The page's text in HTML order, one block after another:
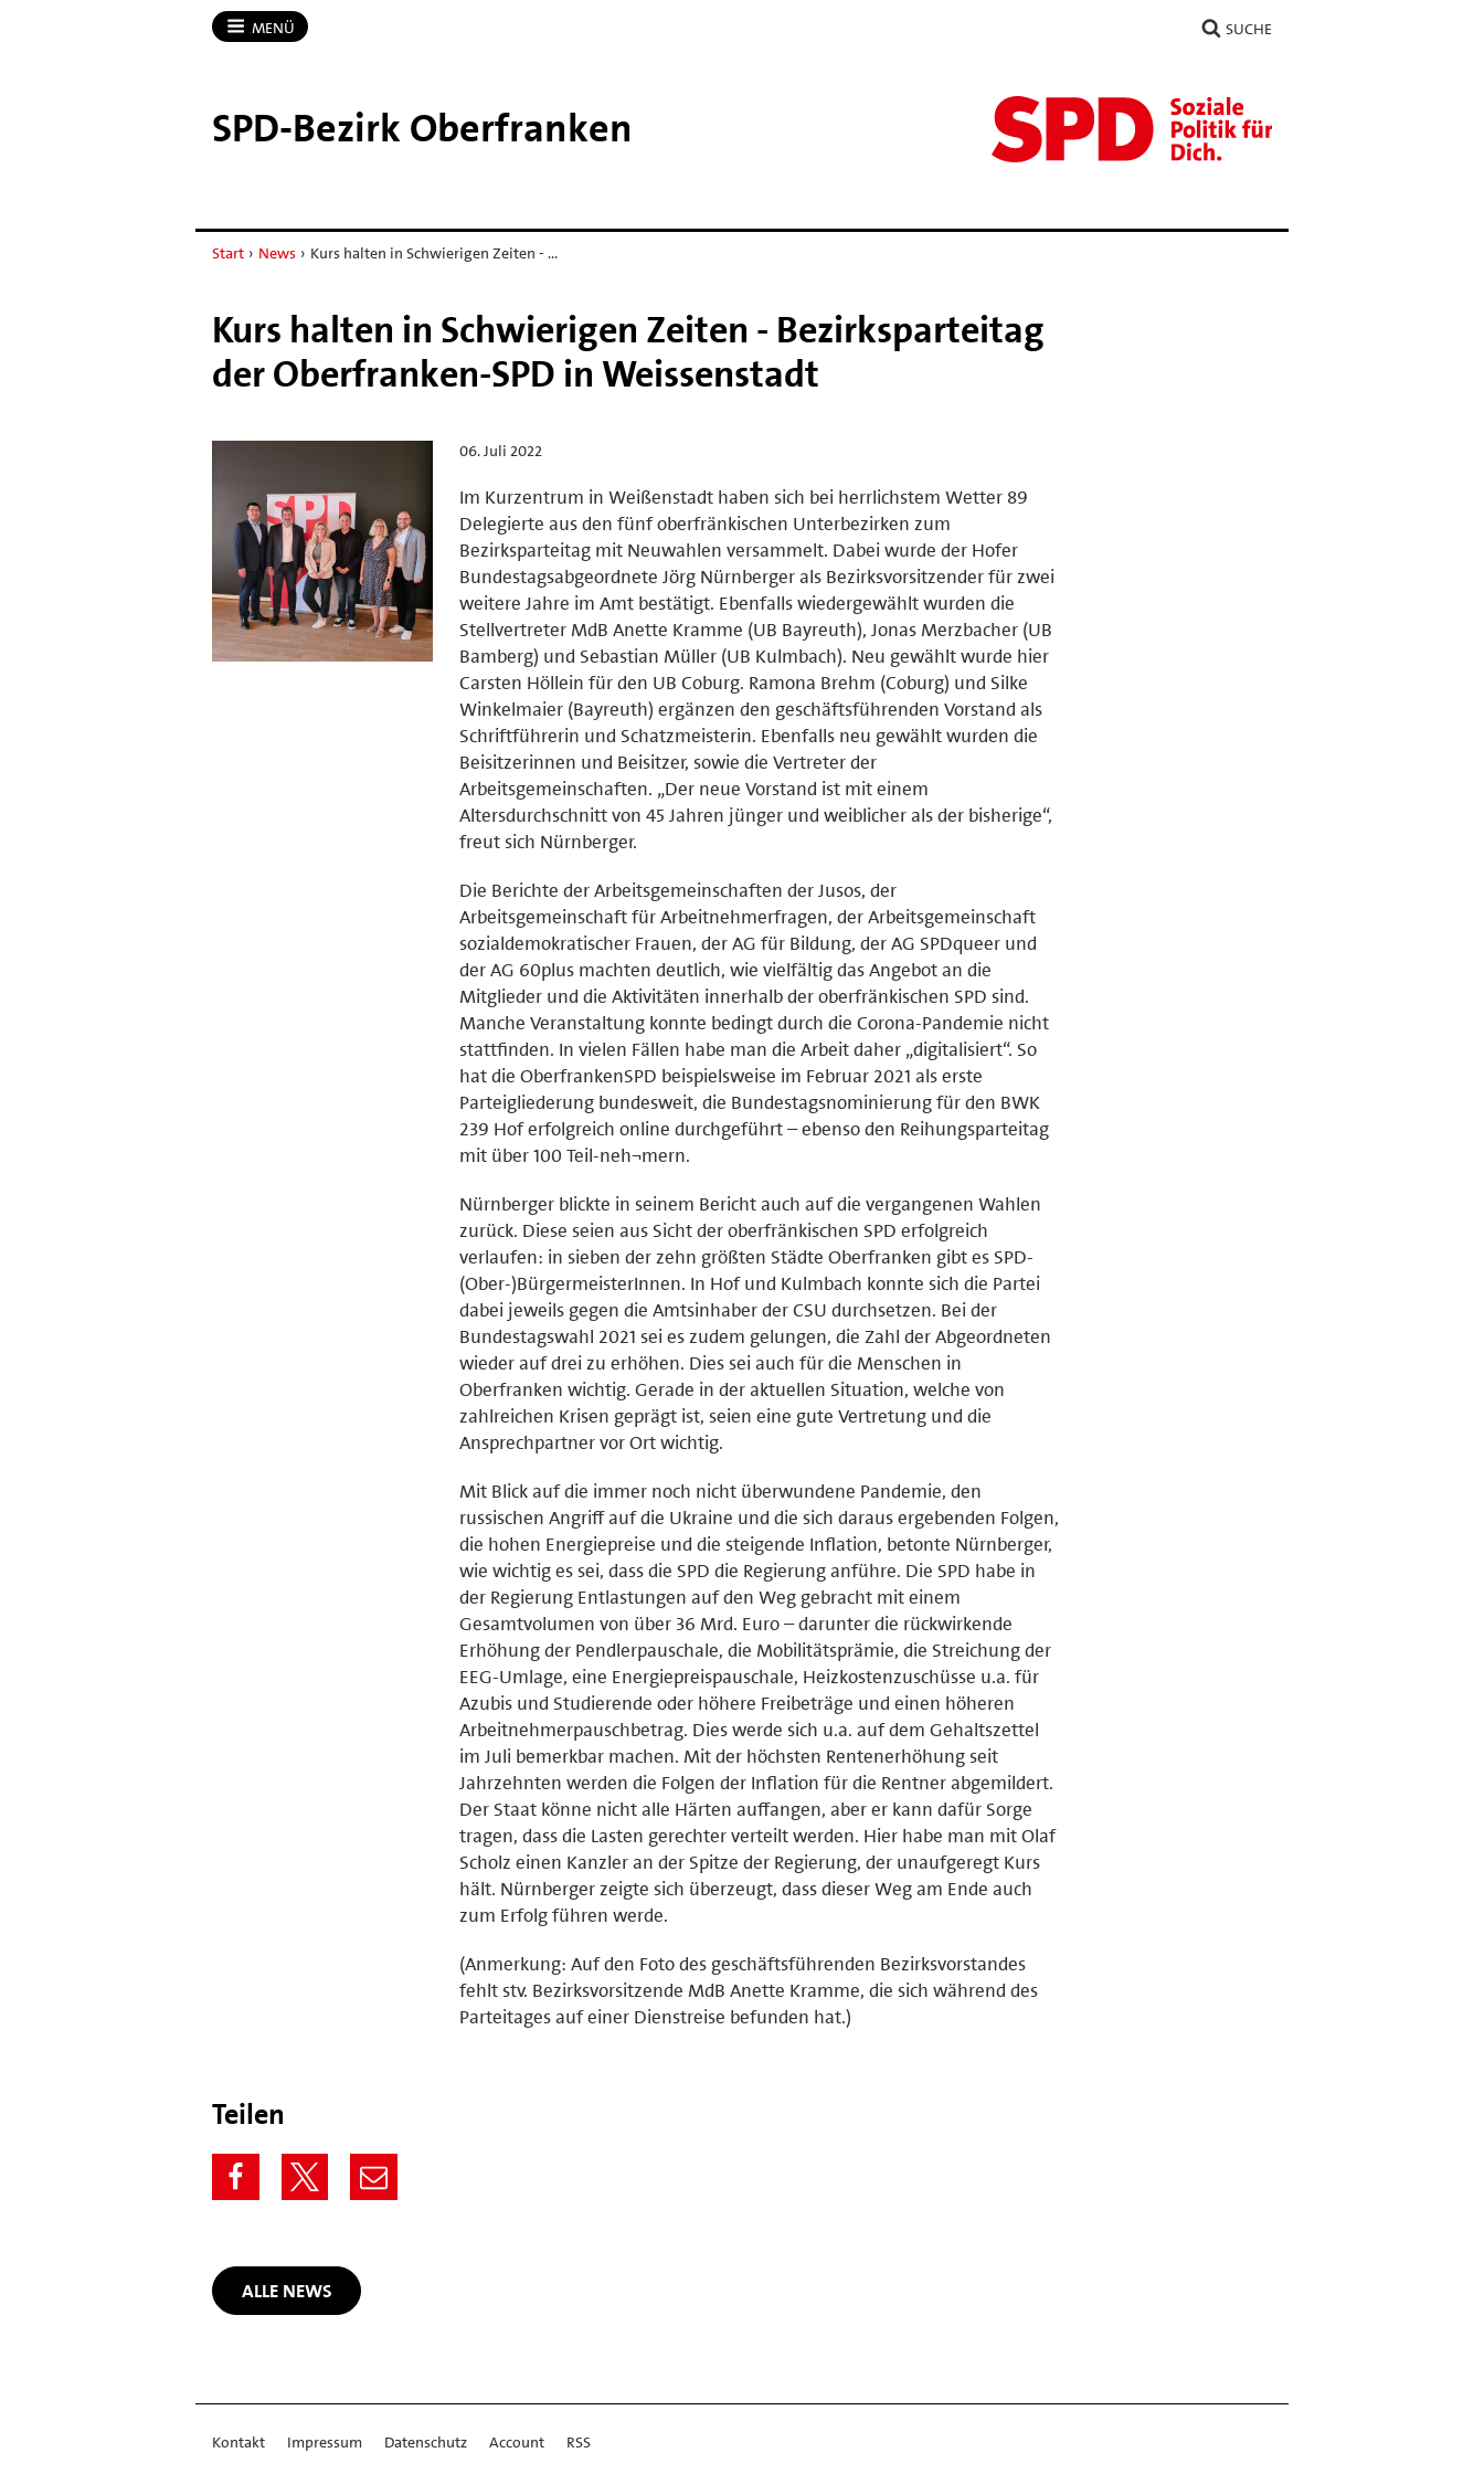
MENÜ SUCHE
SPD-​Bezirk Oberfranken
Start › News › Kurs halten in Schwierigen Zeiten - …
Kurs halten in Schwierigen Zeiten - Bezirksparteitag
der Oberfranken-SPD in Weissenstadt
06. Juli 2022
Im Kurzentrum in Weißenstadt haben sich bei herrlichstem Wetter 89
Delegierte aus den fünf oberfränkischen Unterbezirken zum
Bezirksparteitag mit Neuwahlen versammelt. Dabei wurde der Hofer
Bundestagsabgeordnete Jörg Nürnberger als Bezirksvorsitzender für zwei
weitere Jahre im Amt bestätigt. Ebenfalls wiedergewählt wurden die
Stellvertreter MdB Anette Kramme (UB Bayreuth), Jonas Merzbacher (UB
Bamberg) und Sebastian Müller (UB Kulmbach). Neu gewählt wurde hier
Carsten Höllein für den UB Coburg. Ramona Brehm (Coburg) und Silke
Winkelmaier (Bayreuth) ergänzen den geschäftsführenden Vorstand als
Schriftführerin und Schatzmeisterin. Ebenfalls neu gewählt wurden die
Beisitzerinnen und Beisitzer, sowie die Vertreter der
Arbeitsgemeinschaften. „Der neue Vorstand ist mit einem
Altersdurchschnitt von 45 Jahren jünger und weiblicher als der bisherige“,
freut sich Nürnberger.
Die Berichte der Arbeitsgemeinschaften der Jusos, der
Arbeitsgemeinschaft für Arbeitnehmerfragen, der Arbeitsgemeinschaft
sozialdemokratischer Frauen, der AG für Bildung, der AG SPDqueer und
der AG 60plus machten deutlich, wie vielfältig das Angebot an die
Mitglieder und die Aktivitäten innerhalb der oberfränkischen SPD sind.
Manche Veranstaltung konnte bedingt durch die Corona-Pandemie nicht
stattfinden. In vielen Fällen habe man die Arbeit daher „digitalisiert“. So
hat die OberfrankenSPD beispielsweise im Februar 2021 als erste
Parteigliederung bundesweit, die Bundestagsnominierung für den BWK
239 Hof erfolgreich online durchgeführt – ebenso den Reihungsparteitag
mit über 100 Teil-neh¬mern.
Nürnberger blickte in seinem Bericht auch auf die vergangenen Wahlen
zurück. Diese seien aus Sicht der oberfränkischen SPD erfolgreich
verlaufen: in sieben der zehn größten Städte Oberfranken gibt es SPD-
(Ober-)BürgermeisterInnen. In Hof und Kulmbach konnte sich die Partei
dabei jeweils gegen die Amtsinhaber der CSU durchsetzen. Bei der
Bundestagswahl 2021 sei es zudem gelungen, die Zahl der Abgeordneten
wieder auf drei zu erhöhen. Dies sei auch für die Menschen in
Oberfranken wichtig. Gerade in der aktuellen Situation, welche von
zahlreichen Krisen geprägt ist, seien eine gute Vertretung und die
Ansprechpartner vor Ort wichtig.
Mit Blick auf die immer noch nicht überwundene Pandemie, den
russischen Angriff auf die Ukraine und die sich daraus ergebenden Folgen,
die hohen Energiepreise und die steigende Inflation, betonte Nürnberger,
wie wichtig es sei, dass die SPD die Regierung anführe. Die SPD habe in
der Regierung Entlastungen auf den Weg gebracht mit einem
Gesamtvolumen von über 36 Mrd. Euro – darunter die rückwirkende
Erhöhung der Pendlerpauschale, die Mobilitätsprämie, die Streichung der
EEG-Umlage, eine Energiepreispauschale, Heizkostenzuschüsse u.a. für
Azubis und Studierende oder höhere Freibeträge und einen höheren
Arbeitnehmerpauschbetrag. Dies werde sich u.a. auf dem Gehaltszettel
im Juli bemerkbar machen. Mit der höchsten Rentenerhöhung seit
Jahrzehnten werden die Folgen der Inflation für die Rentner abgemildert.
Der Staat könne nicht alle Härten auffangen, aber er kann dafür Sorge
tragen, dass die Lasten gerechter verteilt werden. Hier habe man mit Olaf
Scholz einen Kanzler an der Spitze der Regierung, der unaufgeregt Kurs
hält. Nürnberger zeigte sich überzeugt, dass dieser Weg am Ende auch
zum Erfolg führen werde.
(Anmerkung: Auf den Foto des geschäftsführenden Bezirksvorstandes
fehlt stv. Bezirksvorsitzende MdB Anette Kramme, die sich während des
Parteitages auf einer Dienstreise befunden hat.)
Teilen
ALLE NEWS
Kontakt Impressum Datenschutz Account RSS